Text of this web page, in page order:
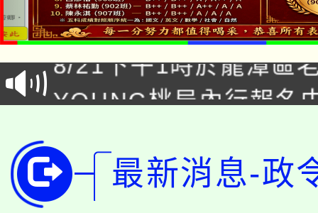
「本色祭」8/29、30在
場熱烈登場!
8/21下午1時於龍潭區
徵才活動。
YOUNG桃局內行報名
開!
115年桃園市運動會8/
田徑場及游泳池舉行。
桃園市低收入戶享有免
最新消息-政